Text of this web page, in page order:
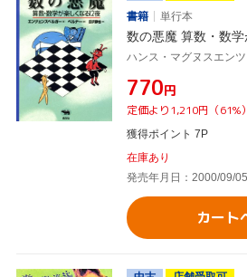
書籍
単行本
数の悪魔 算数・数
¥770円
定価より1,210円（61%
獲得ポイント 7P
在庫あり
発売年月日：2000/09/05
カート